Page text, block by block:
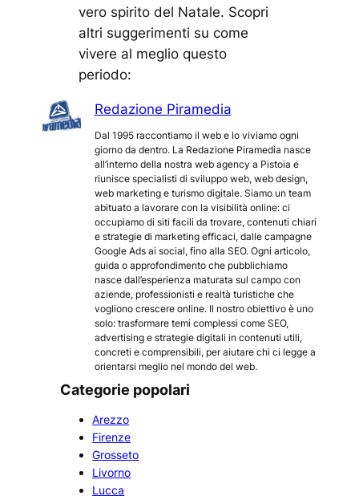
vero spirito del Natale. Scopri
altri suggerimenti su come
vivere al meglio questo
periodo:
Redazione Piramedia
Dal 1995 raccontiamo il web e lo viviamo ogni
giorno da dentro. La Redazione Piramedia nasce
all’interno della nostra web agency a Pistoia e
riunisce specialisti di sviluppo web, web design,
web marketing e turismo digitale. Siamo un team
abituato a lavorare con la visibilità online: ci
occupiamo di siti facili da trovare, contenuti chiari
e strategie di marketing efficaci, dalle campagne
Google Ads ai social, fino alla SEO. Ogni articolo,
guida o approfondimento che pubblichiamo
nasce dall’esperienza maturata sul campo con
aziende, professionisti e realtà turistiche che
vogliono crescere online. Il nostro obiettivo è uno
solo: trasformare temi complessi come SEO,
advertising e strategie digitali in contenuti utili,
concreti e comprensibili, per aiutare chi ci legge a
orientarsi meglio nel mondo del web.
Categorie popolari
Arezzo
Firenze
Grosseto
Livorno
Lucca